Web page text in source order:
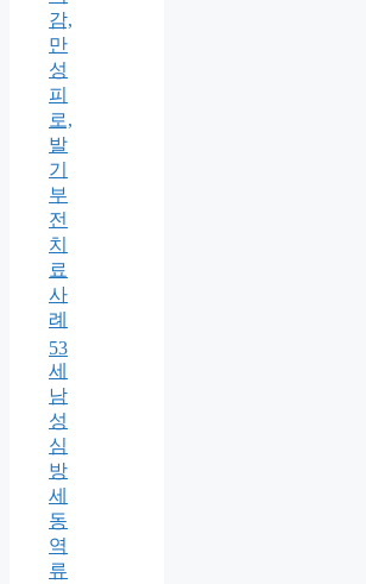
감,
만
성
피
로,
발
기
부
전
치
료
사
례
53
세
남
성
심
방
세
동
역
류